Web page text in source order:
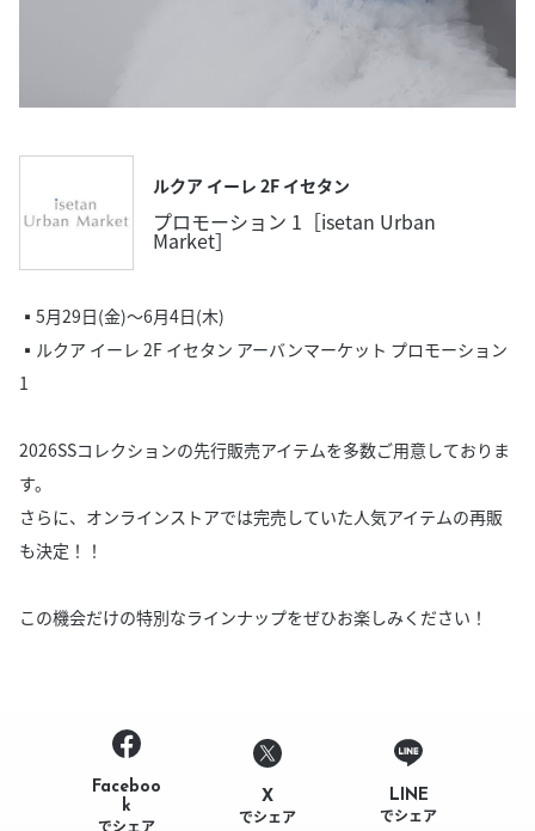
ルクア イーレ 2F イセタン
プロモーション 1［isetan Urban
Market］
▪️5月29日(金)〜6月4日(木)
▪️ルクア イーレ 2F イセタン アーバンマーケット プロモーション
1
2026SSコレクションの先行販売アイテムを多数ご用意しておりま
す。
さらに、オンラインストアでは完売していた人気アイテムの再販
も決定！！
この機会だけの特別なラインナップをぜひお楽しみください！
Faceboo
k
でシェア
X
でシェア
LINE
でシェア